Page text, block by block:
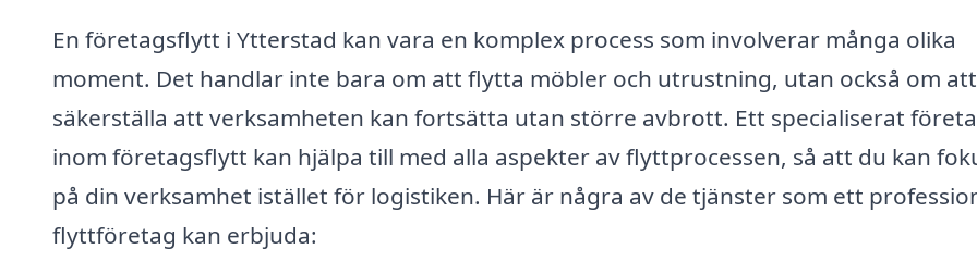
En företagsflytt i Ytterstad kan vara en komplex process som involverar många olika
moment. Det handlar inte bara om att flytta möbler och utrustning, utan också om att
säkerställa att verksamheten kan fortsätta utan större avbrott. Ett specialiserat
inom företagsflytt kan hjälpa till med alla aspekter av flyttprocessen, så att du kan
på din verksamhet istället för logistiken. Här är några av de tjänster som ett
flyttföretag kan erbjuda: